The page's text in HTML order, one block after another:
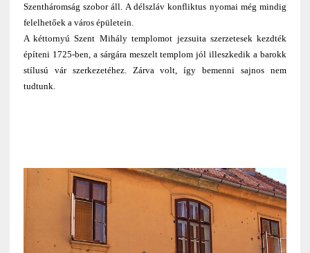
Szentháromság szobor áll. A délszláv konfliktus nyomai még mindig
felelhetőek a város épületein.
A kéttornyú Szent Mihály templomot jezsuita szerzetesek kezdték
építeni 1725-ben, a sárgára meszelt templom jól illeszkedik a barokk
stílusú vár szerkezetéhez. Zárva volt, így bemenni sajnos nem
tudtunk.